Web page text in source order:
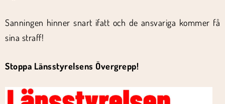
Sanningen hinner snart ifatt och de ansvariga kommer få
sina straff!
Stoppa Länsstyrelsens Övergrepp!